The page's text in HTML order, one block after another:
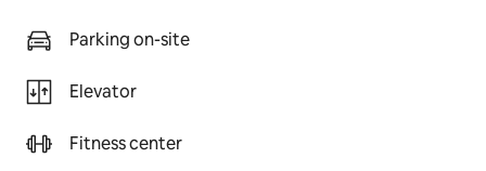
Parking on-site
Elevator
Fitness center